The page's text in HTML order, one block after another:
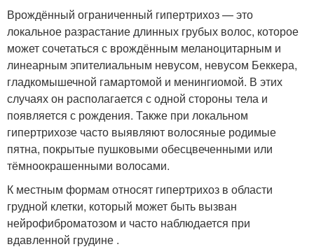
Врождённый ограниченный гипертрихоз — это
локальное разрастание длинных грубых волос, которое
может сочетаться с врождённым меланоцитарным и
линеарным эпителиальным невусом, невусом Беккера,
гладкомышечной гамартомой и менингиомой. В этих
случаях он располагается с одной стороны тела и
появляется с рождения. Также при локальном
гипертрихозе часто выявляют волосяные родимые
пятна, покрытые пушковыми обесцвеченными или
тёмноокрашенными волосами.
К местным формам относят гипертрихоз в области
грудной клетки, который может быть вызван
нейрофиброматозом и часто наблюдается при
вдавленной грудине .